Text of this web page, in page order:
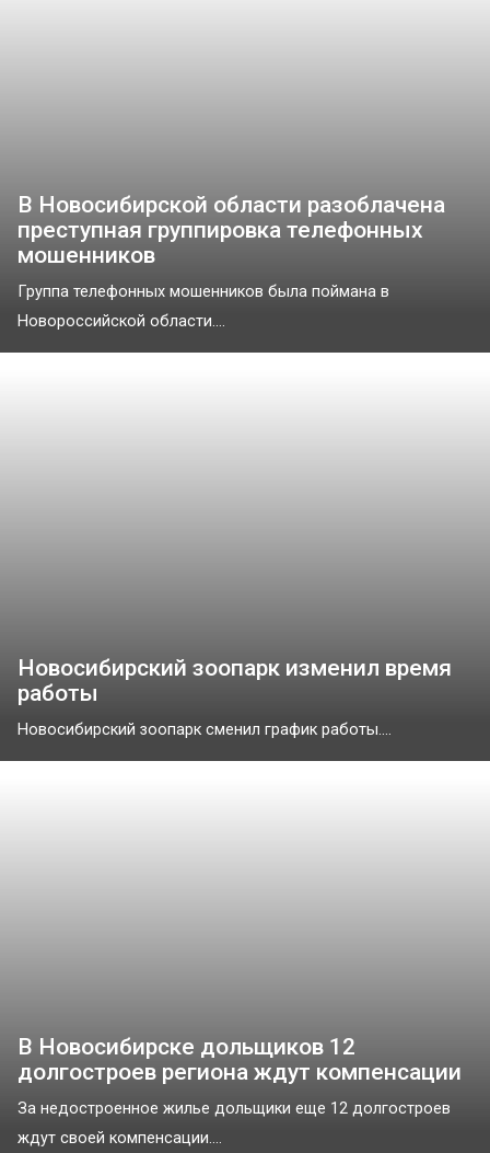
В Новосибирской области разоблачена
преступная группировка телефонных
мошенников
Группа телефонных мошенников была поймана в
Новороссийской области....
Новосибирский зоопарк изменил время
работы
Новосибирский зоопарк сменил график работы....
В Новосибирске дольщиков 12
долгостроев региона ждут компенсации
За недостроенное жилье дольщики еще 12 долгостроев
ждут своей компенсации....